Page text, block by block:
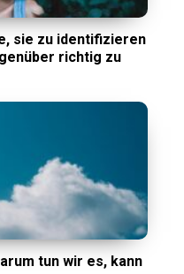
sie zu identifizieren
richtig zu
tun wir es, kann